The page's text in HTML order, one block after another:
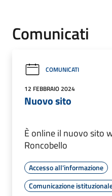
Comunicati
COMUNICATI
12 FEBBRAIO 2024
Nuovo sito
È online il nuovo sito
Roncobello
Accesso all'informazione
Comunicazione